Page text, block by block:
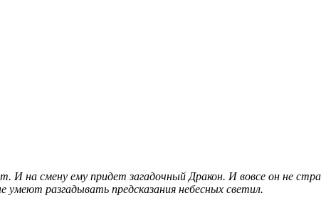
И на смену ему придет загадочный Дракон. И вовсе он не
разгадывать предсказания небесных светил.